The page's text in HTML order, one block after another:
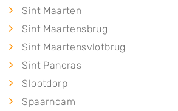
Sint Maarten
Sint Maartensbrug
Sint Maartensvlotbrug
Sint Pancras
Slootdorp
Spaarndam